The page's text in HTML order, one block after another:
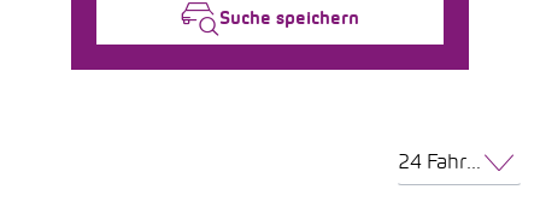
Suche speichern
24 Fahrzeuge pro Seite